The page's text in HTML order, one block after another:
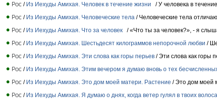
/ Из Иехуды Амихая. Человек в течение жизни
/ У человека в
/ Из Иехуды Амихая. Человеческие тела / Человеческие тела
/ Из Иехуды Амихая. Что за человек
/ «Что ты за человек?», - я
/ Из Иехуды Амихая. Шестьдесят килограммов непорочной любви /
/ Из Иехуды Амихая. Эти слова как горы перьев / Эти слова как горы
/ Из Иехуды Амихая. Этим вечером я думаю вновь о тех
/ Из Иехуды Амихая. Это дом моей матери. Растение / Это дом моей
/ Из Иехуды Амихая. Я думаю о днях, когда ветер гулял в твоих